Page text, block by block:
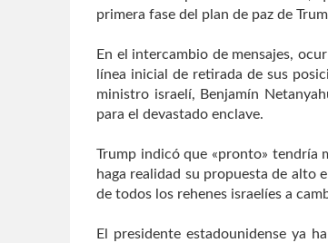
primera fase del plan de paz de
En el intercambio de mensajes,
línea inicial de retirada de sus
ministro israelí, Benjamín
para el devastado enclave.
Trump indicó que «pronto» tendría
haga realidad su propuesta de alto
de todos los rehenes israelíes a
El presidente estadounidense ya